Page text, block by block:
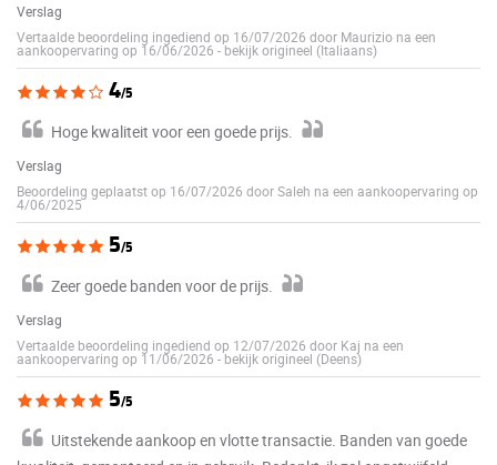
Verslag
Vertaalde beoordeling ingediend op 16/07/2026 door Maurizio na een
aankoopervaring op 16/06/2026 -bekijk origineel (Italiaans)
4/5
Hoge kwaliteit voor een goede prijs.
Verslag
Beoordeling geplaatst op 16/07/2026 door Saleh na een aankoopervaring op
4/06/2025
5/5
Zeer goede banden voor de prijs.
Verslag
Vertaalde beoordeling ingediend op 12/07/2026 door Kaj na een
aankoopervaring op 11/06/2026 -bekijk origineel (Deens)
5/5
Uitstekende aankoop en vlotte transactie. Banden van goede